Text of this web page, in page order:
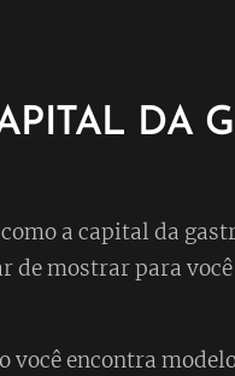
DA
a capital da
de mostrar para
você encontra